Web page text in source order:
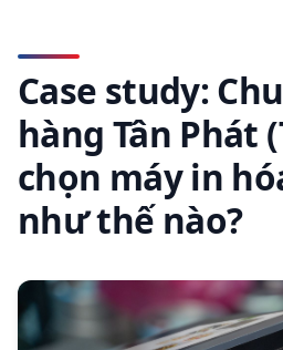
Case study:
hàng Tân Phát
chọn máy in
như thế nào?